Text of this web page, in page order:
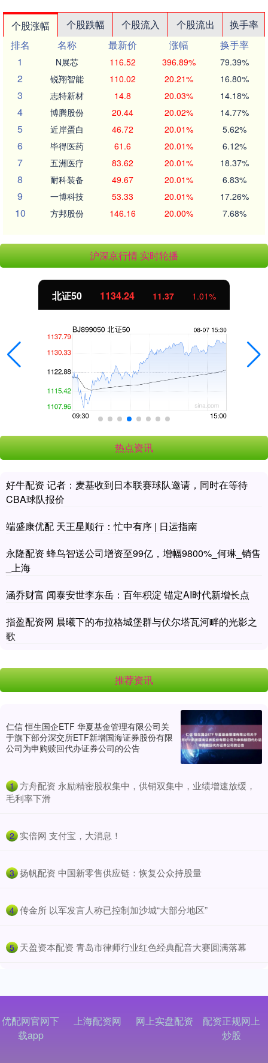
个股涨幅 个股跌幅 个股流入 个股流出
换手率
排名
名称 最新价 涨幅
换手率
1
N展芯 116.52 396.89% 79.39%
2 锐翔智能 110.02 20.21% 16.80%
3 志特新材 14.8 20.03% 14.18%
4 博腾股份 20.44 20.02% 14.77%
5 近岸蛋白 46.72 20.01% 5.62%
6 毕得医药 61.6 20.01% 6.12%
7 五洲医疗 83.62 20.01% 18.37%
8 耐科装备 49.67 20.01% 6.83%
9 一博科技 53.33 20.01% 17.26%
10 方邦股份 146.16 20.00% 7.68%
沪深京行情 实时轮播
北证50 1134.24 11.37 1.01%
热点资讯
好牛配资 记者：麦基收到日本联赛球队邀请，同时在等待
CBA球队报价
端盛康优配 天王星顺行：忙中有序 | 日运指南
永隆配资 蜂鸟智送公司增资至99亿，增幅9800%_何琳_销售
_上海
涵乔财富 闻泰安世李东岳：百年积淀 锚定AI时代新增长点
指盈配资网 晨曦下的布拉格城堡群与伏尔塔瓦河畔的光影之
歌
推荐资讯
仁信 恒生国企ETF 华夏基金管理有限公司关
于旗下部分深交所ETF新增国海证券股份有限
公司为申购赎回代办证券公司的公告
1 ​方舟配资 永励精密股权集中，供销双集中，业绩增速放缓，
毛利率下滑
2 ​实倍网 支付宝，大消息！
3 ​扬帆配资 中国新零售供应链：恢复公众持股量
4 ​传金所 以军发言人称已控制加沙城“大部分地区”
5 ​天盈资本配资 青岛市律师行业红色经典配音大赛圆满落幕
优配网官网下
载app
上海配资网 网上实盘配资
配资正规网上
炒股